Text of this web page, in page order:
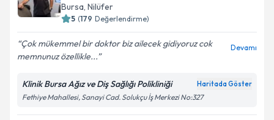
Bursa, Nilüfer
5 (179 Değerlendirme)
Çok mükemmel bir doktor biz ailecek gidiyoruz cok
memnunuz özellikle...
Devamı
Klinik Bursa Ağız ve Diş Sağlığı Polikliniği Haritada Göster
Fethiye Mahallesi, Sanayi Cad. Solukçu İş Merkezi No:327